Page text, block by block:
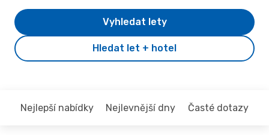
Hledat let + hotel
Vyhledat lety
Nejlepší nabídky Nejlevnější dny Časté dotazy